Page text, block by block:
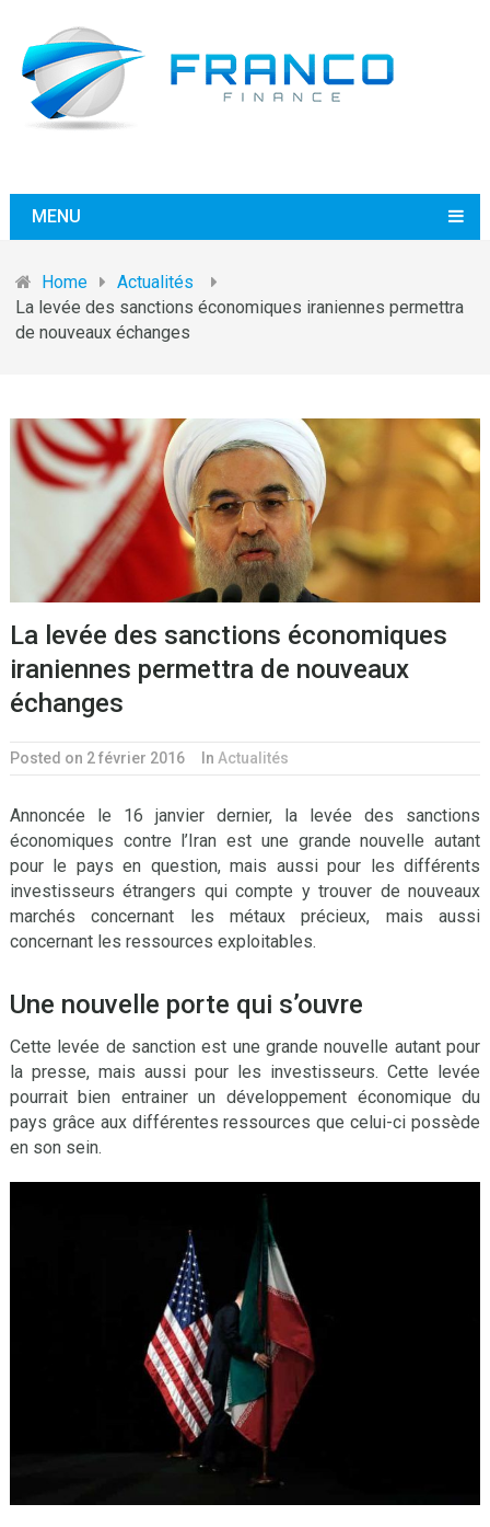
MENU
Home
Actualités
La levée des sanctions économiques iraniennes permettra
de nouveaux échanges
La levée des sanctions économiques
iraniennes permettra de nouveaux
échanges
Posted on 2 février 2016 In Actualités
Annoncée le 16 janvier dernier, la levée des sanctions
économiques contre l’Iran est une grande nouvelle autant
pour le pays en question, mais aussi pour les différents
investisseurs étrangers qui compte y trouver de nouveaux
marchés concernant les métaux précieux, mais aussi
concernant les ressources exploitables.
Une nouvelle porte qui s’ouvre
Cette levée de sanction est une grande nouvelle autant pour
la presse, mais aussi pour les investisseurs. Cette levée
pourrait bien entrainer un développement économique du
pays grâce aux différentes ressources que celui-ci possède
en son sein.